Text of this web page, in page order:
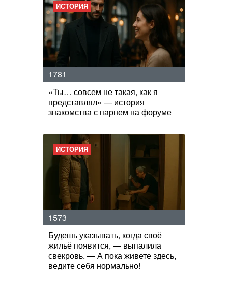
ИСТОРИЯ
1781
«Ты… совсем не такая, как я
представлял» — история
знакомства с парнем на форуме
ИСТОРИЯ
1573
Будешь указывать, когда своё
жильё появится, — выпалила
свекровь. — А пока живете здесь,
ведите себя нормально!